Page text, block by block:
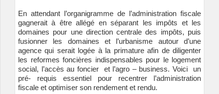
En attendant l’organigramme de l’administration fiscale
gagnerait à être allégé en séparant les impôts et les
domaines pour une direction centrale des impôts, puis
fusionner les domaines et l’urbanisme autour d’une
agence qui serait logée à la primature afin de diligenter
les reformes foncières indispensables pour le logement
social, l’accès au foncier et l’agro – business. Voici un
pré- requis essentiel pour recentrer l’administration
fiscale et optimiser son rendement et rendu.